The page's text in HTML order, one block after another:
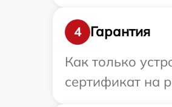
4
Гарантия
Как только
сертификат на